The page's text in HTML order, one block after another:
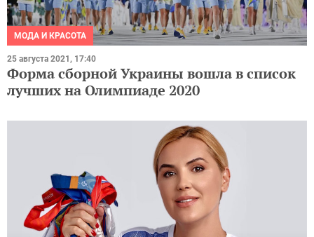
МОДА И КРАСОТА
25 августа 2021, 17:40
Форма сборной Украины вошла в список
лучших на Олимпиаде 2020